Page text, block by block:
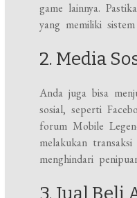
game lainnya.
yang memiliki
2. Media
Anda juga bisa
sosial, seperti
forum Mobile
melakukan
menghindari
3. Jual Beli